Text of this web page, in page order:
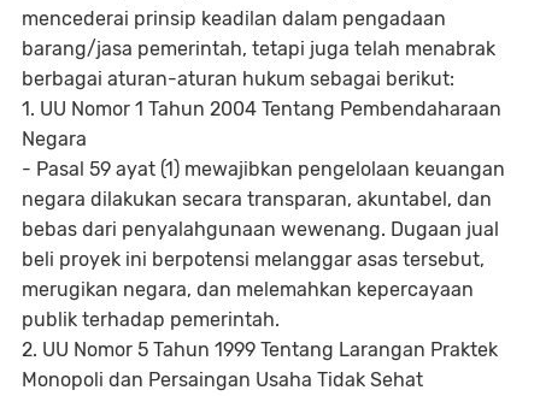
mencederai prinsip keadilan dalam pengadaan
barang/jasa pemerintah, tetapi juga telah menabrak
berbagai aturan-aturan hukum sebagai berikut:
1. UU Nomor 1 Tahun 2004 Tentang Pembendaharaan
Negara
- Pasal 59 ayat (1) mewajibkan pengelolaan keuangan
negara dilakukan secara transparan, akuntabel, dan
bebas dari penyalahgunaan wewenang. Dugaan jual
beli proyek ini berpotensi melanggar asas tersebut,
merugikan negara, dan melemahkan kepercayaan
publik terhadap pemerintah.
2. UU Nomor 5 Tahun 1999 Tentang Larangan Praktek
Monopoli dan Persaingan Usaha Tidak Sehat